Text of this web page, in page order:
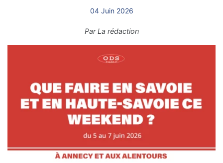
04 Juin 2026
ParLa rédaction